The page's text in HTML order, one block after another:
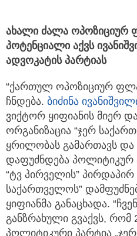
ახალი ძალა ოპოზიციურ
პოტენციალი აქვს
ადვოკატის პარტიას
“ქართულ ოპოზიციურ
ჩნდება. ბიძინა
ვიქტორ ყიფიანის მიერ
ორგანიზაცია “ჯერ
ყრილობას გამართავს
დაფუძნდება პოლიტიკურ
“ტვ პირველის” პირდაპირ
საქართველოს”
ყიფიანმა განაცხადა.
განზრახული გვაქვს, რომ
პოლიტიკური პარტია